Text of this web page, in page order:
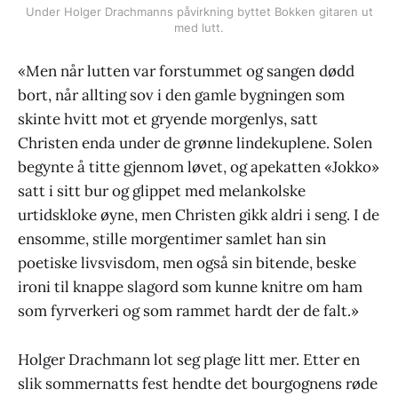
Under Holger Drachmanns påvirkning byttet Bokken gitaren ut
med lutt.
«Men når lutten var forstummet og sangen dødd
bort, når allting sov i den gamle bygningen som
skinte hvitt mot et gryende morgenlys, satt
Christen enda under de grønne lindekuplene. Solen
begynte å titte gjennom løvet, og apekatten «Jokko»
satt i sitt bur og glippet med melankolske
urtidskloke øyne, men Christen gikk aldri i seng. I de
ensomme, stille morgentimer samlet han sin
poetiske livsvisdom, men også sin bitende, beske
ironi til knappe slagord som kunne knitre om ham
som fyrverkeri og som rammet hardt der de falt.»
Holger Drachmann lot seg plage litt mer. Etter en
slik sommernatts fest hendte det bourgognens røde